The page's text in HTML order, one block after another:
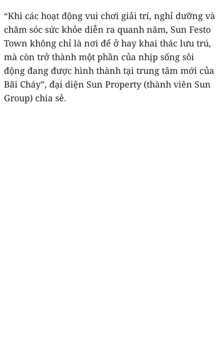
“Khi các hoạt động vui chơi giải trí, nghỉ dưỡng và
chăm sóc sức khỏe diễn ra quanh năm, Sun Festo
Town không chỉ là nơi để ở hay khai thác lưu trú,
mà còn trở thành một phần của nhịp sống sôi
động đang được hình thành tại trung tâm mới của
Bãi Cháy”, đại diện Sun Property (thành viên Sun
Group) chia sẻ.